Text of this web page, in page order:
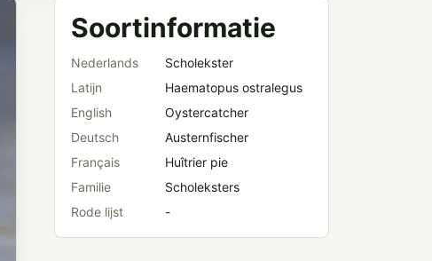
Soortinformatie
Nederlands
Scholekster
Latijn
Haematopus ostralegus
English
Oystercatcher
Deutsch
Austernfischer
Français
Huîtrier pie
Familie
Scholeksters
Rode lijst
-